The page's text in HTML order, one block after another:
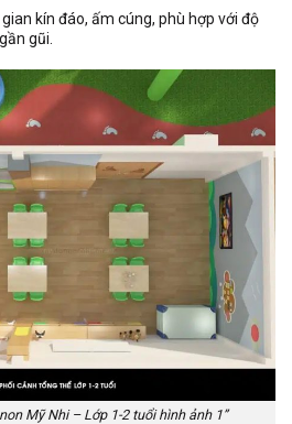
kín đáo, ấm cúng, phù hợp với độ
gũi.
Mỹ Nhi – Lớp 1-2 tuổi hình ảnh 1”